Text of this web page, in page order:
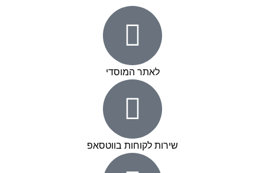
לאתר המוסדי
שירות לקוחות בווטסאפ